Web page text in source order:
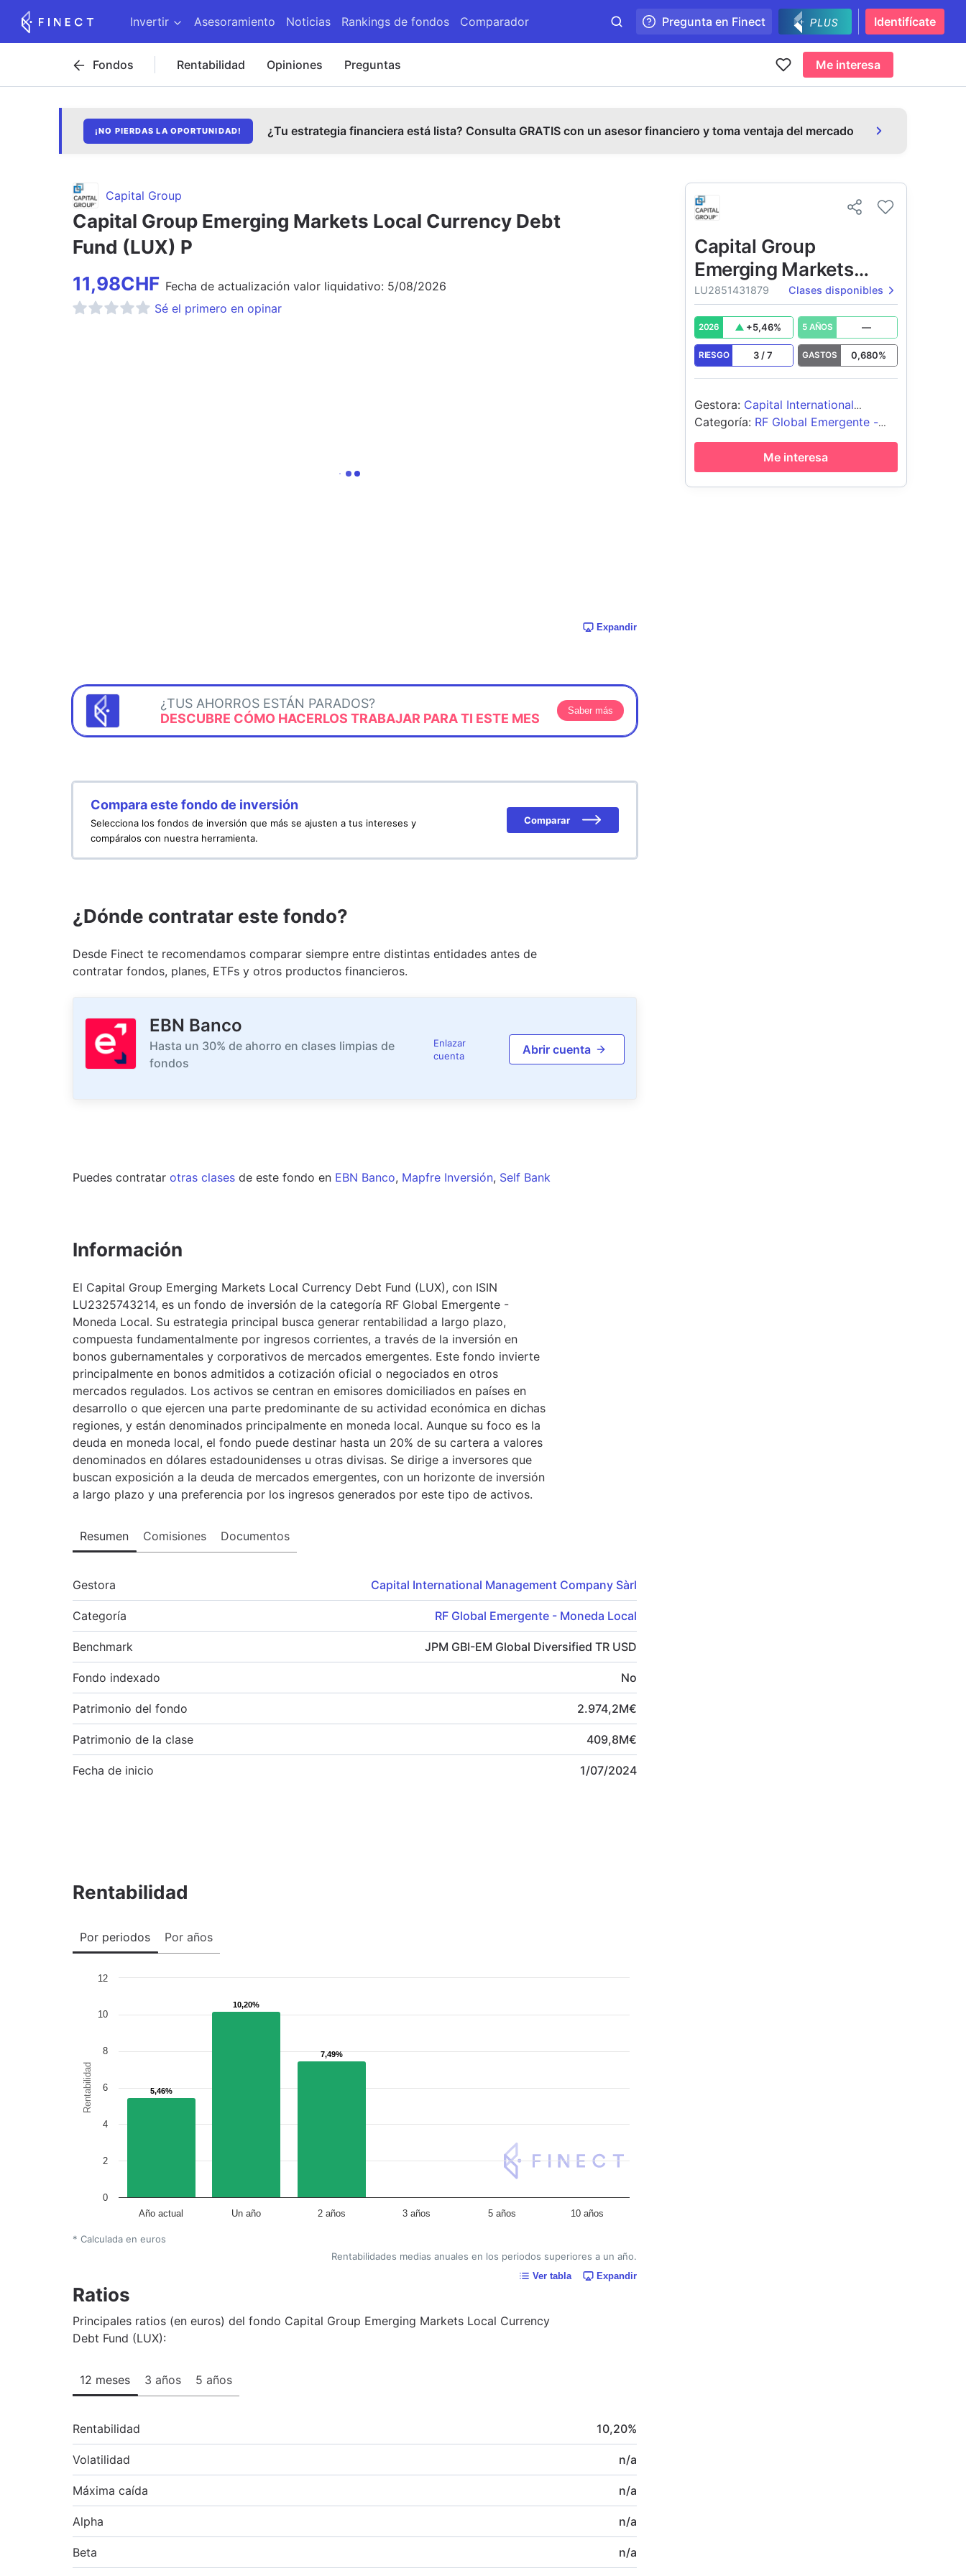
Invertir Asesoramiento Noticias Rankings de fondos Comparador Pregunta en Finect Identifícate
Fondos Rentabilidad Opiniones Preguntas Me interesa
¡NO PIERDAS LA OPORTUNIDAD! ¿Tu estrategia financiera está lista? Consulta GRATIS con un asesor financiero y toma ventaja del mercado
Capital Group
Capital Group Emerging Markets Local Currency Debt
Fund (LUX) P
11,98CHF Fecha de actualización valor liquidativo: 5/08/2026
Sé el primero en opinar
Expandir
¿TUS AHORROS ESTÁN PARADOS?
DESCUBRE CÓMO HACERLOS TRABAJAR PARA TI ESTE MES
Saber más
Compara este fondo de inversión
Selecciona los fondos de inversión que más se ajusten a tus intereses y
compáralos con nuestra herramienta.
Comparar
¿Dónde contratar este fondo?
Desde Finect te recomendamos comparar siempre entre distintas entidades antes de
contratar fondos, planes, ETFs y otros productos financieros.
EBN Banco
Hasta un 30% de ahorro en clases limpias de
fondos
Enlazar
cuenta
Abrir cuenta
Puedes contratar otras clases de este fondo en EBN Banco, Mapfre Inversión, Self Bank
Información
El Capital Group Emerging Markets Local Currency Debt Fund (LUX), con ISIN
LU2325743214, es un fondo de inversión de la categoría RF Global Emergente -
Moneda Local. Su estrategia principal busca generar rentabilidad a largo plazo,
compuesta fundamentalmente por ingresos corrientes, a través de la inversión en
bonos gubernamentales y corporativos de mercados emergentes. Este fondo invierte
principalmente en bonos admitidos a cotización oficial o negociados en otros
mercados regulados. Los activos se centran en emisores domiciliados en países en
desarrollo o que ejercen una parte predominante de su actividad económica en dichas
regiones, y están denominados principalmente en moneda local. Aunque su foco es la
deuda en moneda local, el fondo puede destinar hasta un 20% de su cartera a valores
denominados en dólares estadounidenses u otras divisas. Se dirige a inversores que
buscan exposición a la deuda de mercados emergentes, con un horizonte de inversión
a largo plazo y una preferencia por los ingresos generados por este tipo de activos.
Resumen Comisiones Documentos
Gestora Capital International Management Company Sàrl
Categoría RF Global Emergente - Moneda Local
Benchmark JPM GBI-EM Global Diversified TR USD
Fondo indexado No
Patrimonio del fondo 2.974,2M€
Patrimonio de la clase 409,8M€
Fecha de inicio 1/07/2024
Capital Group
Emerging Markets
Local Currency Debt
Fund (LUX)
LU2851431879 Clases disponibles
2026 +5,46% 5 AÑOS —
RIESGO 3/7 GASTOS 0,680%
Gestora: Capital International
Management Company Sàrl
Categoría: RF Global Emergente -
Moneda Local
Me interesa
Rentabilidad
Por periodos Por años
Rentabilidad 5,46%
5,46%
10,20%
10,20%
7,49%
7,49%
Año actual Un año 2 años 3 años 5 años 10 años
0
2
4
6
8
10
12
* Calculada en euros
Rentabilidades medias anuales en los periodos superiores a un año.
Ver tabla Expandir
Ratios
Principales ratios (en euros) del fondo Capital Group Emerging Markets Local Currency
Debt Fund (LUX):
12 meses 3 años 5 años
Rentabilidad 10,20%
Volatilidad n/a
Máxima caída n/a
Alpha n/a
Beta n/a